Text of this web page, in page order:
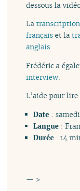
dessous la
La
français et la
anglais
Frédéric a
interview.
L’aide pour
Date: samedi
Langue:
Durée: 14
— >